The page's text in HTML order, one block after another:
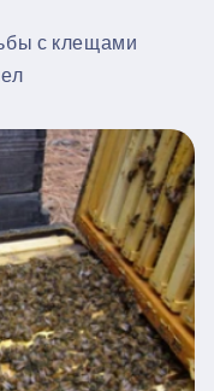
с клещами